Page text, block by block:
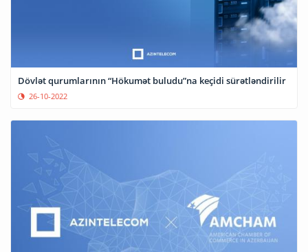
Dövlət qurumlarının “Hökumət buludu”na keçidi sürətləndirilir
26-10-2022